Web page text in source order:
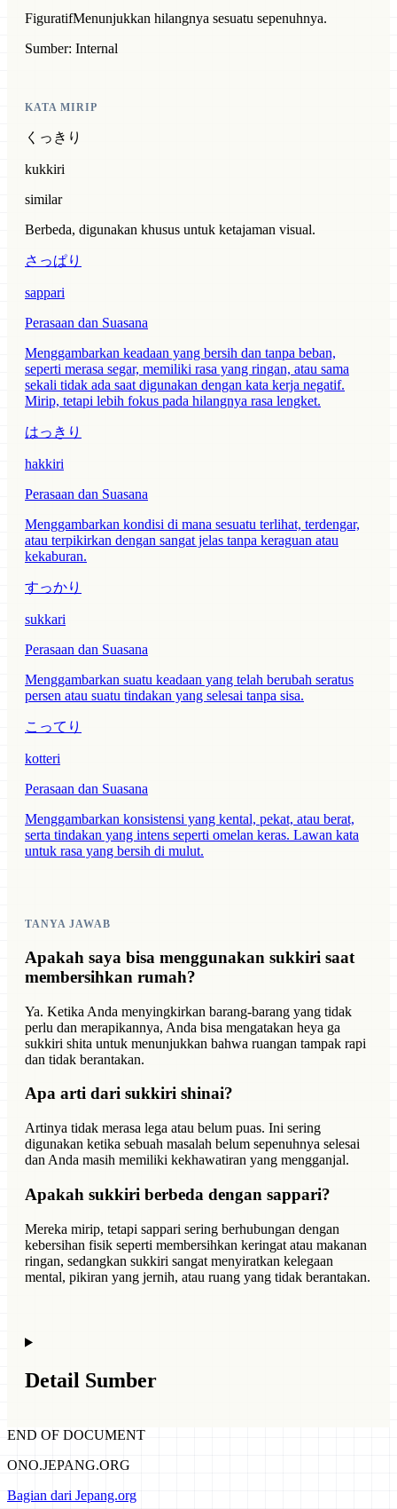
FiguratifMenunjukkan hilangnya sesuatu sepenuhnya.
Sumber: Internal
KATA MIRIP
くっきり
kukkiri
similar
Berbeda, digunakan khusus untuk ketajaman visual.
さっぱり
sappari
Perasaan dan Suasana
Menggambarkan keadaan yang bersih dan tanpa beban,
seperti merasa segar, memiliki rasa yang ringan, atau sama
sekali tidak ada saat digunakan dengan kata kerja negatif.
Mirip, tetapi lebih fokus pada hilangnya rasa lengket.
はっきり
hakkiri
Perasaan dan Suasana
Menggambarkan kondisi di mana sesuatu terlihat, terdengar,
atau terpikirkan dengan sangat jelas tanpa keraguan atau
kekaburan.
すっかり
sukkari
Perasaan dan Suasana
Menggambarkan suatu keadaan yang telah berubah seratus
persen atau suatu tindakan yang selesai tanpa sisa.
こってり
kotteri
Perasaan dan Suasana
Menggambarkan konsistensi yang kental, pekat, atau berat,
serta tindakan yang intens seperti omelan keras. Lawan kata
untuk rasa yang bersih di mulut.
TANYA JAWAB
Apakah saya bisa menggunakan sukkiri saat
membersihkan rumah?
Ya. Ketika Anda menyingkirkan barang-barang yang tidak
perlu dan merapikannya, Anda bisa mengatakan heya ga
sukkiri shita untuk menunjukkan bahwa ruangan tampak rapi
dan tidak berantakan.
Apa arti dari sukkiri shinai?
Artinya tidak merasa lega atau belum puas. Ini sering
digunakan ketika sebuah masalah belum sepenuhnya selesai
dan Anda masih memiliki kekhawatiran yang mengganjal.
Apakah sukkiri berbeda dengan sappari?
Mereka mirip, tetapi sappari sering berhubungan dengan
kebersihan fisik seperti membersihkan keringat atau makanan
ringan, sedangkan sukkiri sangat menyiratkan kelegaan
mental, pikiran yang jernih, atau ruang yang tidak berantakan.
Detail Sumber
END OF DOCUMENT
ONO.JEPANG.ORG
Bagian dari Jepang.org